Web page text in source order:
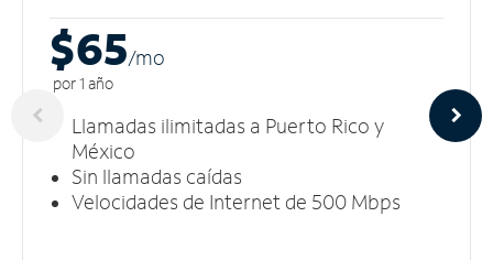
$65/mo
por 1 año
Llamadas ilimitadas a Puerto Rico y
México
Sin llamadas caídas
Velocidades de Internet de 500 Mbps